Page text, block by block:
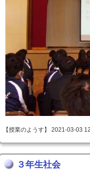
【授業のようす】 2021-03-03
３年生社会